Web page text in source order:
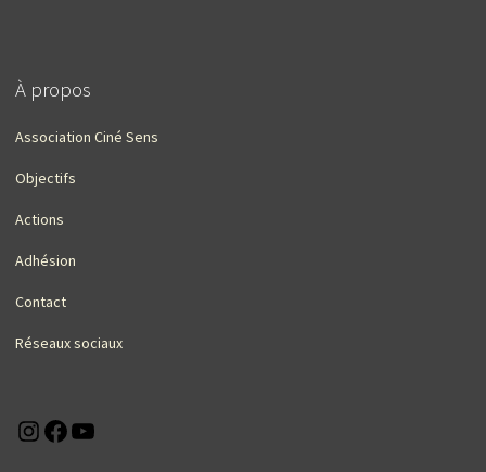
À propos
Association Ciné Sens
Objectifs
Actions
Adhésion
Contact
Réseaux sociaux
Instagram
Facebook